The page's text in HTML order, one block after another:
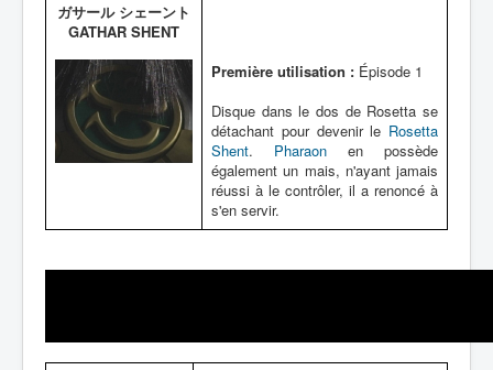
ガサール シェーント
GATHAR SHENT
Première utilisation : Épisode 1
Disque dans le dos de Rosetta se
détachant pour devenir le Rosetta
Shent. Pharaon en possède
également un mais, n'ayant jamais
réussi à le contrôler, il a renoncé à
s'en servir.